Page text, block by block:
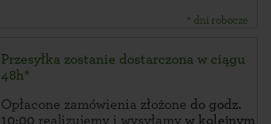
* dni robocze
Przesyłka zostanie dostarczona w ciągu
48h*
Opłacone zamówienia złożone do godz.
10:00 realizujemy i wysyłamy w kolejnym